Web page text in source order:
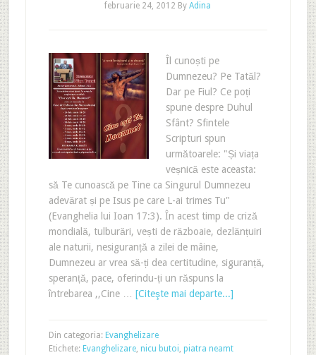
februarie 24, 2012 ByAdina
Îl cunoști pe
Dumnezeu? Pe Tatăl?
Dar pe Fiul? Ce poți
spune despre Duhul
Sfânt? Sfintele
Scripturi spun
următoarele: "Și viața
veșnică este aceasta:
să Te cunoască pe Tine ca Singurul Dumnezeu
adevărat și pe Isus pe care L-ai trimes Tu"
(Evanghelia lui Ioan 17:3). În acest timp de criză
mondială, tulburări, vești de războaie, dezlănțuiri
ale naturii, nesiguranță a zilei de mâine,
Dumnezeu ar vrea să-ți dea certitudine, siguranță,
speranță, pace, oferindu-ți un răspuns la
întrebarea ,,Cine … [Citeşte mai departe...]
Din categoria: Evanghelizare
Etichete: Evanghelizare, nicu butoi, piatra neamt